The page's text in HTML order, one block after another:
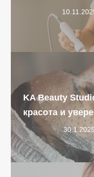
KA Beauty
красота и